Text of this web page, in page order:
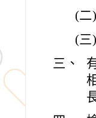
(二)
(三)
三、